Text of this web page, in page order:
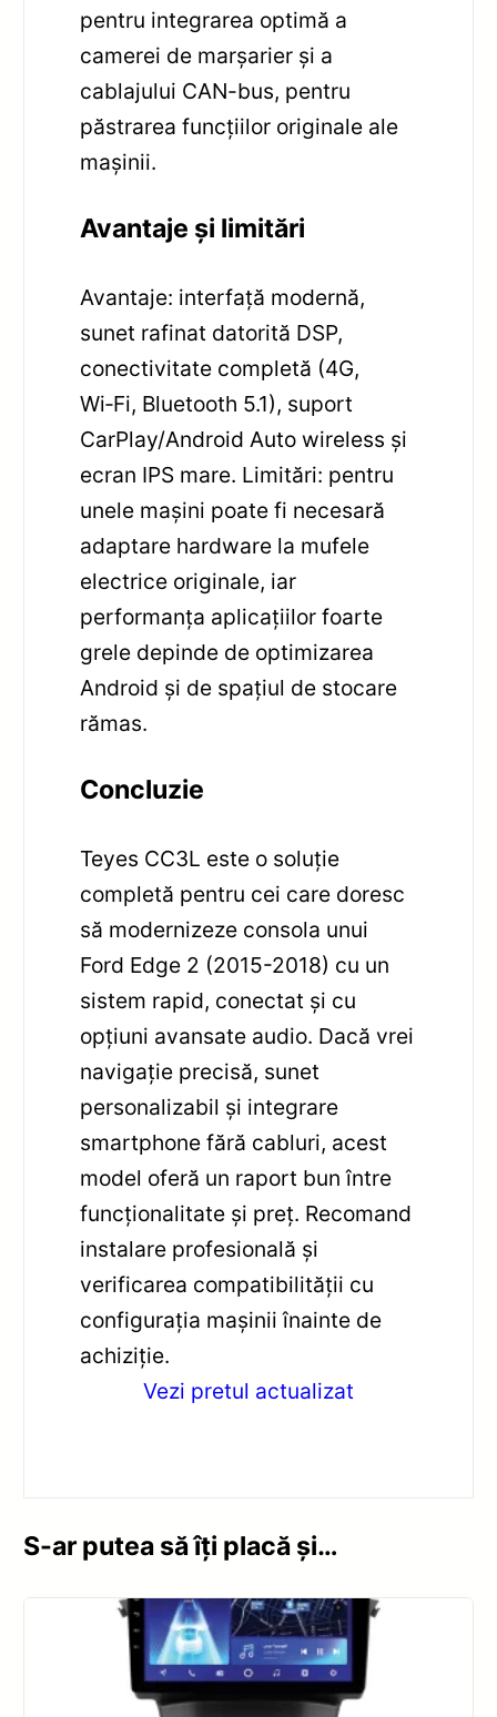
pentru integrarea optimă a
camerei de marșarier și a
cablajului CAN-bus, pentru
păstrarea funcțiilor originale ale
mașinii.
Avantaje și limitări
Avantaje: interfață modernă,
sunet rafinat datorită DSP,
conectivitate completă (4G,
Wi‑Fi, Bluetooth 5.1), suport
CarPlay/Android Auto wireless și
ecran IPS mare. Limitări: pentru
unele mașini poate fi necesară
adaptare hardware la mufele
electrice originale, iar
performanța aplicațiilor foarte
grele depinde de optimizarea
Android și de spațiul de stocare
rămas.
Concluzie
Teyes CC3L este o soluție
completă pentru cei care doresc
să modernizeze consola unui
Ford Edge 2 (2015-2018) cu un
sistem rapid, conectat și cu
opțiuni avansate audio. Dacă vrei
navigație precisă, sunet
personalizabil și integrare
smartphone fără cabluri, acest
model oferă un raport bun între
funcționalitate și preț. Recomand
instalare profesională și
verificarea compatibilității cu
configurația mașinii înainte de
achiziție.
Vezi pretul actualizat
S-ar putea să îți placă și…